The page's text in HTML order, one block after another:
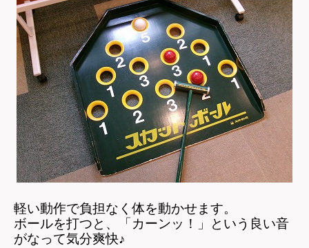
軽い動作で負担なく体を動かせます。
ボールを打つと、「カーンッ！」という良い音
がなって気分爽快♪